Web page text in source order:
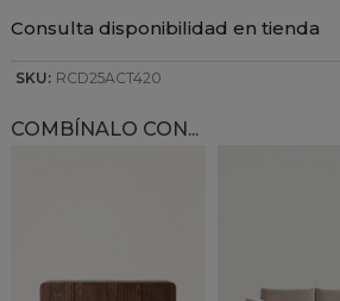
Consulta disponibilidad en tienda
SKU: RCD25ACT420
COMBÍNALO CON...